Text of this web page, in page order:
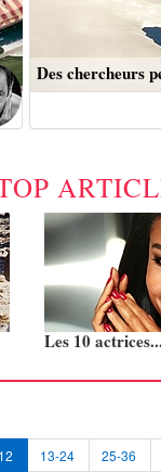
Des chercheurs
Les 10
13-24 25-36